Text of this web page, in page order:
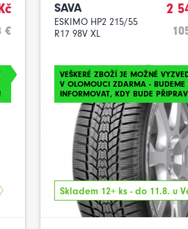
€
SAVA
ESKIMO HP2 215/55
R17 98V XL
2
VEŠKERÉ ZBOŽÍ JE MOŽNÉ
V OLOMOUCI ZDARMA - BUDEME
INFORMOVAT, KDY BUDE
Skladem 12+ ks - do 11.8. u